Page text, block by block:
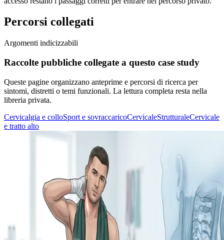
Percorsi collegati
Argomenti indicizzabili
Raccolte pubbliche collegate a questo case study
Queste pagine organizzano anteprime e percorsi di ricerca per
sintomi, distretti o temi funzionali. La lettura completa resta nella
libreria privata.
Cervicalgia e colloSport e sovraccaricoCervicaleStrutturaleCervicale
e tratto alto